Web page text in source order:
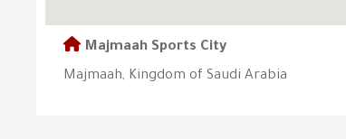
Majmaah Sports City
Majmaah, Kingdom of Saudi Arabia